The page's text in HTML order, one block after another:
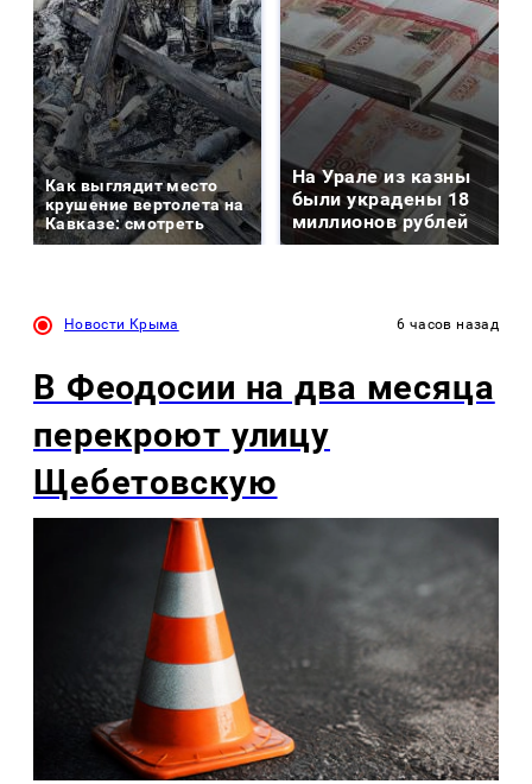
Как выглядит место
крушение вертолета на
Кавказе: смотреть
На Урале из казны
были украдены 18
миллионов рублей
Новости Крыма 6 часов назад
В Феодосии на два месяца
перекроют улицу
Щебетовскую